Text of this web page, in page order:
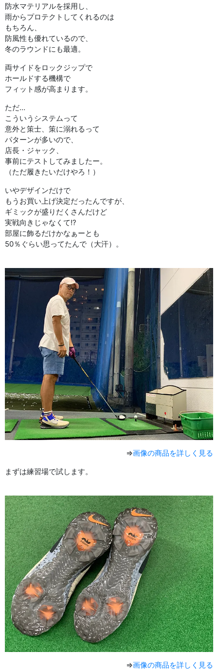
防水マテリアルを採用し、
雨からプロテクトしてくれるのは
もちろん、
防風性も優れているので、
冬のラウンドにも最適。
両サイドをロックジップで
ホールドする機構で
フィット感が高まります。
ただ…
こういうシステムって
意外と策士、策に溺れるって
パターンが多いので、
店長・ジャック、
事前にテストしてみましたー。
（ただ履きたいだけやろ！）
いやデザインだけで
もうお買い上げ決定だったんですが、
ギミックが盛りだくさんだけど
実戦向きじゃなくて!?
部屋に飾るだけかなぁーとも
50％ぐらい思ってたんで（大汗）。
⇒画像の商品を詳しく見る
まずは練習場で試します。
⇒画像の商品を詳しく見る